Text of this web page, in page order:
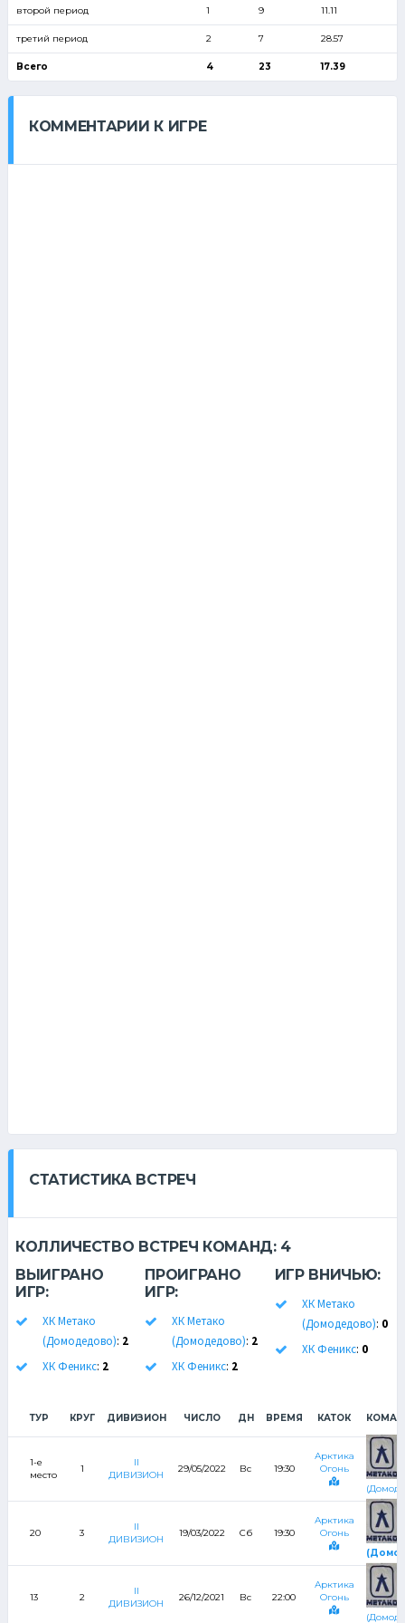
второй период 1 9 11.11
третий период 2 7 28.57
Всего 4 23 17.39
КОММЕНТАРИИ К ИГРЕ
СТАТИСТИКА ВСТРЕЧ
КОЛЛИЧЕСТВО ВСТРЕЧ КОМАНД: 4
ВЫИГРАНО
ИГР:
ХК Метако
(Домодедово): 2
ХК Феникс: 2
ПРОИГРАНО
ИГР:
ХК Метако
(Домодедово): 2
ХК Феникс: 2
ИГР ВНИЧЬЮ:
ХК Метако
(Домодедово): 0
ХК Феникс: 0
ТУР КРУГ ДИВИЗИОН ЧИСЛО ДН ВРЕМЯ КАТОК
1-е
место
1
II
ДИВИЗИОН
29/05/2022 Вс 19:30
Арктика
Огонь
Метако
20 3
II
ДИВИЗИОН
19/03/2022 Сб 19:30
Арктика
Огонь
Метако
13 2
II
ДИВИЗИОН
26/12/2021 Вс 22:00
Арктика
Огонь
Метако